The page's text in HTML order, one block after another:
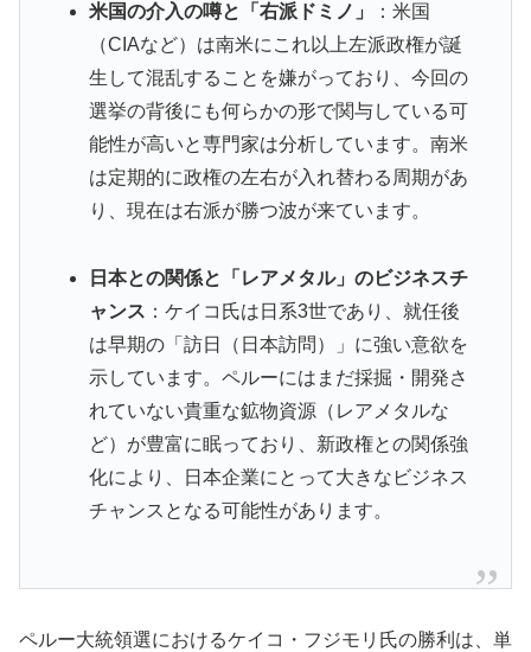
米国の介入の噂と「右派ドミノ」
：米国
（CIAなど）は南米にこれ以上左派政権が誕
生して混乱することを嫌がっており、今回の
選挙の背後にも何らかの形で関与している可
能性が高いと専門家は分析しています。南米
は定期的に政権の左右が入れ替わる周期があ
り、現在は右派が勝つ波が来ています。
日本との関係と「レアメタル」のビジネスチ
ャンス ：ケイコ氏は日系3世であり、就任後
は早期の「訪日（日本訪問）」に強い意欲を
示しています。ペルーにはまだ採掘・開発さ
れていない貴重な鉱物資源（レアメタルな
ど）が豊富に眠っており、新政権との関係強
化により、日本企業にとって大きなビジネス
チャンスとなる可能性があります。
ペルー大統領選におけるケイコ・フジモリ氏の勝利は、単